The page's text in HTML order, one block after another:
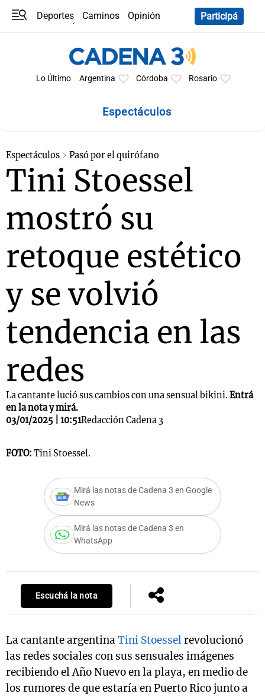
Deportes Caminos
Opinión
Participá
Lo Último Argentina Córdoba Rosario
Espectáculos
Espectáculos Pasó por el quirófano
Tini Stoessel
mostró su
retoque estético
y se volvió
tendencia en las
redes
La cantante lució sus cambios con una sensual bikini. Entrá
en la nota y mirá.
03/01/2025 | 10:51Redacción Cadena 3
FOTO: Tini Stoessel.
Mirá las notas de Cadena 3 en Google
News
Mirá las notas de Cadena 3 en
WhatsApp
Escuchá la nota
La cantante argentinaTini Stoesselrevolucionó
las redes sociales con sus sensuales imágenes
recibiendo el Año Nuevo en la playa, en medio de
los rumores de que estaría en Puerto Rico junto a
Notas